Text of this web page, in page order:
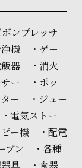
ンプレッサ
機 ・ゲー
器 ・消火
ー ・ポッ
ー ・ジュー
電気ストー
ー機 ・配電
ブン ・各種